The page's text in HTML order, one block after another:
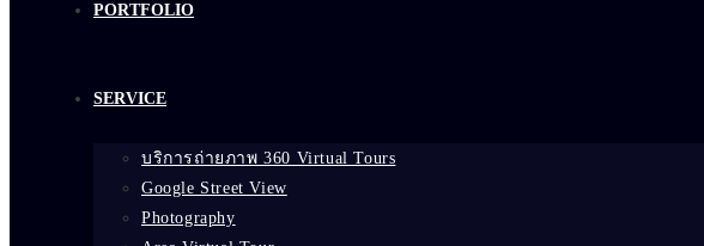
PORTFOLIO
SERVICE
บริการถ่ายภาพ 360 Virtual Tours
Google Street View
Photography